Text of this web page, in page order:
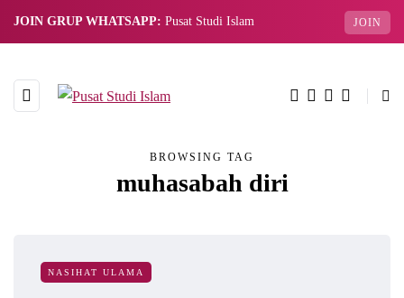
JOIN GRUP WHATSAPP: Pusat Studi Islam JOIN
BROWSING TAG
muhasabah diri
NASIHAT ULAMA